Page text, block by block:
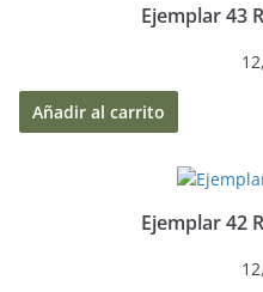
Ejemplar 43
Añadir al carrito
Ejemplar 42